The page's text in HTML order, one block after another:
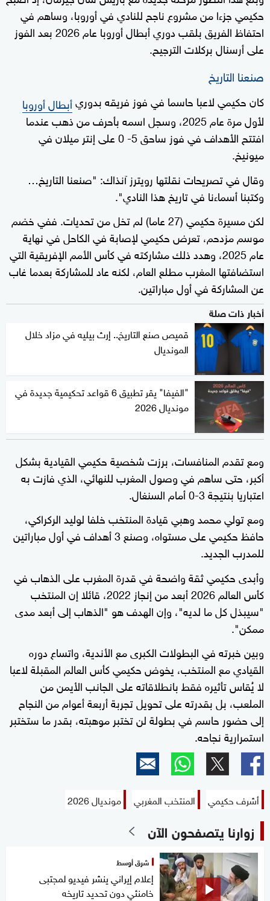
حكيمي جزءا من مشروع ناجح للنادي ‌في أوروبا، وساهم في
⁠احتفاظ الفريق بلقب دوري أبطال أوروبا عام 2026 بعد الفوز
على أرسنال بركلات الترجيح.
صنعنا التاريخ
كان حكيمي لاعبا حاسما في فوز فريقه بدوريأبطال أوروبا
لأول مرة عام 2025، وسجل اسمه بأحرف من ذهب عندما
افتتح الأهداف في فوز ساحق ⁠5- 0 على إنتر ميلان ‌في
ميونيخ.
وقال في تصريحات نقلتها رويترز آنذاك: "صنعنا التاريخ…
وكتبنا أسماءنا في تاريخ هذا النادي".
لكن مسيرة ⁠حكيمي (27 عاما) لم تخل من تحديات. ففي خضم
موسم مزدحم، تعرض حكيمي لإصابة في ⁠الكاحل في نهاية
عام 2025، وهدد ذلك مشاركته في كأس الأمم الإفريقية التي
استضافتها المغرب مطلع العام، لكنه عاد للمشاركة بعدما غاب
عن المشاركة في أول مباراتين.
أخبار ذات صلة
قميص صنع التاريخ.. إرث بيليه في مزاد خلال
المونديال
"الفيفا" يقر تطبيق 6 قواعد تحكيمية جديدة في
مونديال 2026
ومع ⁠تقدم المنافسات، برزت شخصية حكيمي القيادية بشكل
أكبر، حتى ساهم في وصول المغرب للنهائي، الذي فازت به
اعتباريا بنتيجة 3-0 أمام السنغال.
ومع تولي محمد وهبي قيادة المنتخب خلفا لوليد الركراكي،
حافظ حكيمي على مستواه، وصنع 3 أهداف في أول مباراتين
للمدرب الجديد.
وأبدى حكيمي ثقة واضحة في قدرة المغرب على الذهاب في
كأس العالم 2026 أبعد من إنجاز 2022، قائلا إن المنتخب
"سيبذل كل ما لديه"، وإن الهدف هو "الذهاب إلى أبعد مدى
ممكن".
وبين خبرته في البطولات الكبرى مع الأندية، واتساع دوره
القيادي مع ‌المنتخب، يخوض حكيمي كأس العالم المقبلة لاعبا
لا يُقاس تأثيره فقط بانطلاقاته على الجانب الأيمن من
الملعب، بل بقدرته على تحويل تجربة أربعة أعوام من النجاح
إلى حضور حاسم في بطولة لن تختبر موهبته، بقدر ما ستختبر
استمرارية نجاحه.
أشرف حكيمي المنتخب المغربي مونديال 2026
زوارنا يتصفحون الآن
شرق أوسط
إعلام إيراني ينشر فيديو لمجتبى
خامنئي دون تحديد تاريخه